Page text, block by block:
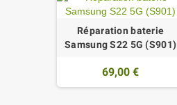
Réparation baterie
Samsung S22 5G (S901)
69,00 €